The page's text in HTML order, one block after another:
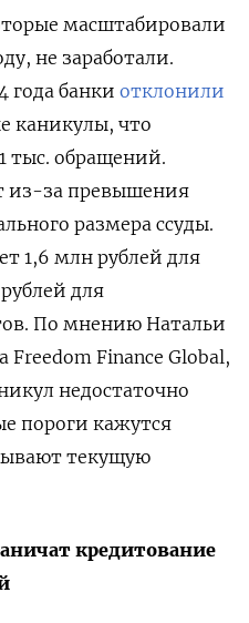
масштабировали
не заработали.
года банки отклонили
каникулы, что
тыс. обращений.
из-за превышения
размера ссуды.
1,6 млн рублей для
для
По мнению Натальи
Finance Global,
недостаточно
пороги кажутся
текущую
кредитование